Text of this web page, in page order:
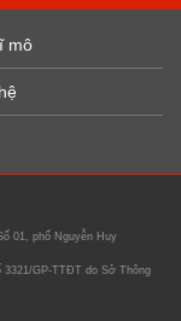
mô
01, phố Nguyễn Huy
3321/GP-TTĐT do Sở Thông